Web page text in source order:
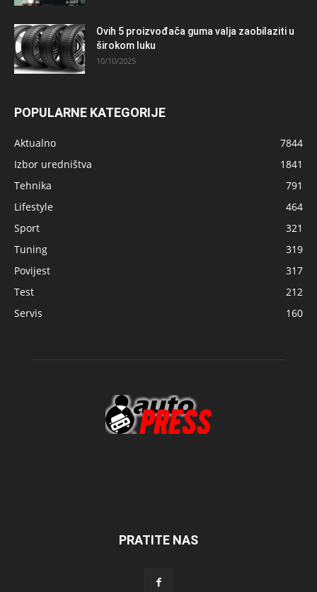
Ovih 5 proizvođača guma valja zaobilaziti u
širokom luku
10/10/2025
POPULARNE KATEGORIJE
Aktualno
7844
Izbor uredništva
1841
Tehnika
791
Lifestyle
464
Sport
321
Tuning
319
Povijest
317
Test
212
Servis
160
PRATITE NAS